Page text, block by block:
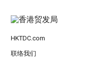
HKTDC.com
联络我们